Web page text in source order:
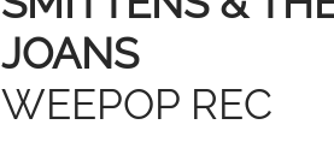
JOANS
WEEPOP REC